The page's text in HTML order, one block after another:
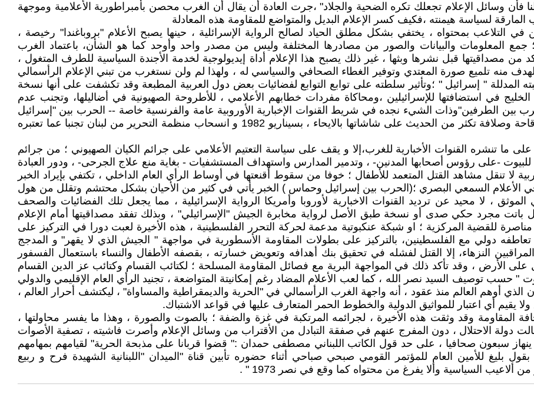
وسائل الإعلام تجعلك تكره الضحية والجلاد" ،جرت العادة أن يقال أن الغرب محصن بأمبراطورية الأعلامية وموجهة
لسياسة هيمنته ،فكيف كسر الإعلام البديل والمتواضع للمقاومة هذه المعادلة
في التلاعب بمحتواه ، يختفي بشكل مطلق الحياد لصالح الرواية الإسرائلية ، حينها يصبح الأعلام "بروباغندا" رخيصة ،
جمع المعلومات والبيانات والصور من مصادرها المختلفة وليس من مصدر واحد وأوحد كما هو الشأن، باعتماد الغرب
من مصداقيتها قبل نشرها وبثها ، غير ذلك يصبح هذا الإعلام أداة إيديولوجية لخدمة الأجندة السياسية للطرف المتغول ،
منه تلميع صورة المعتدي وتوفير الغطاء الصحافي والسياسي له ، ولهذا لم ولن نستغرب من تبني الإعلام الرأسمالي
المدللة " إسرائيل " ؛وتأثير سلطته على توابع التوابع لفضائيات بعض دول العربية المطبعة وقد تكشفت على أنها نسخة
في استضافتها للإسرائيلين ،ومحاكاة مفردات خطابهم الأعلامي ، للأطروحة الصهيونية في أضاليلها، وتجنب عدم
بين الطرفين"وذات الشيء نجده في شريط القنوات الإخبارية الأوروبية عامة والفرنسية خاصة -- الحرب بين "إسرائيل
وحماس"<< la guerre entre Hamass et israïl »- وبكل وقاحة وصلافة تكثر من الحديث على شاشاتها بالايحاء ، بسيناريو 1982 و انسحاب منظمة التحرير من لبنان تجنبا عما تعتبره
ما تنشره القنوات الأخبارية للغرب،إلا و يقف على سياسة التعتيم الأعلامي على جرائم الكيان الصهيوني ؛ من جرائم
للبيوت -على رؤوس أصحابها المدنين- ، وتدمير المدارس واستهداف المستشفيات - بغاية منع علاج الجرحى- ، ودور العبادة
لا تنقل مشاهد القتل المتعمد للأطفال ؛ خوفا من سقوط أقنعتها في أوساط الرأي العام الداخلي ، تكتفي بإيراد الخبر
وفي منشيطاتها ، لازمة تكرر طيلة 24 ساعة في الأعلام السمعي البصري ؛(الحرب بين إسرائيل وحماس ) الخبر يأتي في كثير من الأحيان بشكل محتشم وتقلل من هول
، لا محيد عن ترديد القنوات الاخبارية لأوروبا وأمريكا الرواية الإسرائيلية ، مما يجعل تلك الفضائيات والصحف
بل باتت مجرد حكي صدى أو نسخة طبق الأصل لرواية مخابرة الجيش "الإسرائيلي" ، وبذلك تفقد مصداقيتها أمام الإعلام
للقضية المركزية ؛ او شبكة عنكبوتية مدعمة لحركة التحرر الفلسطينية ، هذه الأخيرة لعبت دورا في التركيز على
دولي مع الفلسطينين، بالتركيز على بطولات المقاومة الأسطورية في مواجهة " الجيش الذي لا يقهر" و المدجج
النزهاء، إلا القتل لفشله في تحقيق بنك أهدافه وتعويض خسارته ، بقصفه الأطفال والنساء باستعمال الفسفور
على الأرض ، وقد تأكد ذلك في المواجهة البرية مع فصائل المقاومة المسلحة ؛ لكتائب القسام وكتائب عز الدين القسام
توصيف السيد نصر الله ، كما لعب الأعلام المضاد رغم إمكانيتة المتواضعة ، تجنيد الرأي العام الإقليمي والدولي
الذي أوهم العالم منذ عقود ، أنه واجهة الغرب الرأسمالي في "الحرية والديمقراطية والمساواة" ، ليكتشف أحرار العالم ،
يقيم أي اعتبار للمواثيق الدولية والخطوط الحمر المتعارف عليها في قواعد الاشتباك.
المقاومة وقد وثقت هذه الأخيرة ، لجرائمه المرتكبة في غزة والضفة ؛ بالصوت والصورة ، وهذا ما يفسر محاولتها ،
دولة الاحتلال ، دون المفرج عنهم في صفقة التبادل من الأقتراب من وسائل الإعلام وأصرت فاشيته ، تصفية الأصوات
ينهاز سبعون صحافيا ، على حد قول الكاتب اللبناني مصطفى حمدان :" قضوا قربانا على مذبحة الحرية" لقيامهم بمهامهم
بليغ للأمين العام للمؤتمر القومي صبحي صباحي أثناء حضوره تأبين قناة "الميدان "اللبنانية الشهيدة فرح و ربيع
السياسية وألا يفرغ من محتواه كما وقع في نصر 1973 " .